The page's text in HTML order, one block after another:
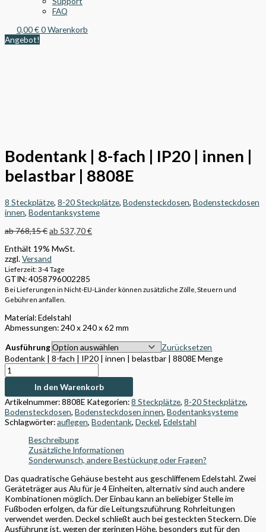
FAQ
0,00€0Warenkorb
Angebot!
Bodentank | 8-fach | IP20 | innen |
belastbar | 8808E
8 Steckplätze, 8-20 Steckplätze, Bodensteckdosen, Bodensteckdosen
innen, Bodentanksysteme
ab768,15€ab 537,70€
Enthält 19% MwSt.
zzgl.Versand
Lieferzeit: 3-4 Tage
GTIN: 4058796002285
Bei Lieferungen in Nicht-EU-Länder können zusätzliche Zölle, Steuern und
Gebühren anfallen.
Material: Edelstahl
Abmessungen: 240 x 240 x 62 mm
Ausführung
Zurücksetzen
Bodentank | 8-fach | IP20 | innen | belastbar | 8808E Menge
In den Warenkorb
Artikelnummer:8808E Kategorien:8 Steckplätze, 8-20 Steckplätze,
Bodensteckdosen, Bodensteckdosen innen, Bodentanksysteme
Schlagwörter:auflegen, Bodentank, Deckel, Edelstahl
Beschreibung
Zusätzliche Informationen
Sonderwunsch, andere Bestückung oder Fragen?
Das quadratische Gehäuse besteht aus geschliffenem Edelstahl. Zwei
Geräteträger aus Alu für je 4 Einheiten, alternativ sind auch andere
Kombinationen möglich. Der Einbau kann an beliebiger Stelle im
Fußboden erfolgen, da für die Leitungszuführung Rohrleitungen
verwendet werden. Deckel schließt auch bei gesteckten Steckern. Die
Ausführung ist, wegen der geringen Höhe, besonders gut für den